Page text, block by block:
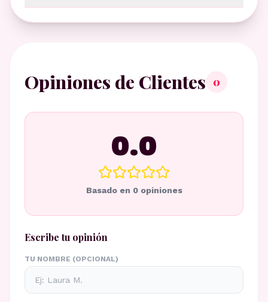
Opiniones de Clientes 0
0.0
Basado en 0opiniones
Escribe tu opinión
TU NOMBRE (OPCIONAL)